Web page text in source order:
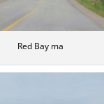
Red Bay ma